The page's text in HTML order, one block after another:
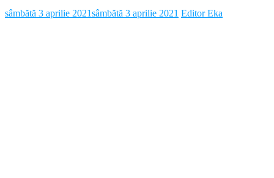
sâmbătă 3 aprilie 2021sâmbătă 3 aprilie 2021 Editor Eka